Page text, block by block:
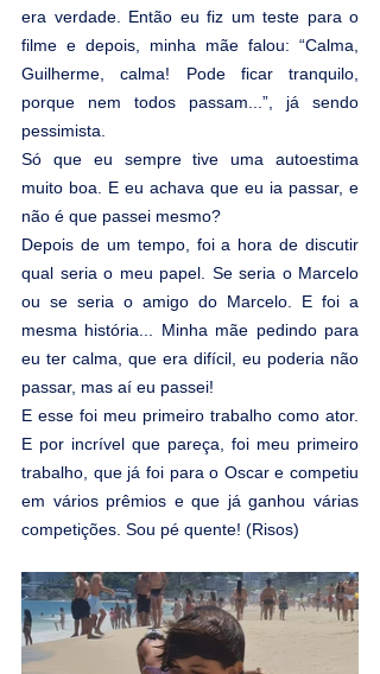
era verdade. Então eu fiz um teste para o
filme e depois, minha mãe falou: “Calma,
Guilherme, calma! Pode ficar tranquilo,
porque nem todos passam...”, já sendo
pessimista.
Só que eu sempre tive uma autoestima
muito boa. E eu achava que eu ia passar, e
não é que passei mesmo?
Depois de um tempo, foi a hora de discutir
qual seria o meu papel. Se seria o Marcelo
ou se seria o amigo do Marcelo. E foi a
mesma história... Minha mãe pedindo para
eu ter calma, que era difícil, eu poderia não
passar, mas aí eu passei!
E esse foi meu primeiro trabalho como ator.
E por incrível que pareça, foi meu primeiro
trabalho, que já foi para o Oscar e competiu
em vários prêmios e que já ganhou várias
competições. Sou pé quente! (Risos)